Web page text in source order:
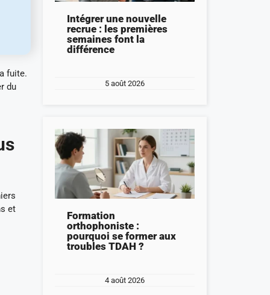
fuite.
du
et
Intégrer une nouvelle
recrue : les premières
semaines font la
différence
5 août 2026
Formation
orthophoniste :
pourquoi se former aux
troubles TDAH ?
4 août 2026